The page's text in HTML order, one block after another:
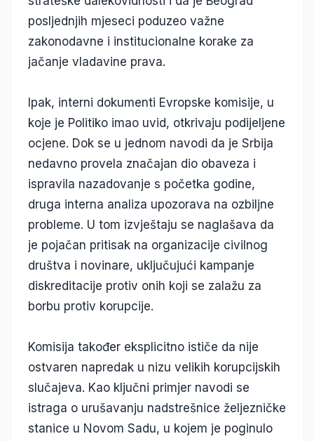
posljednjih mjeseci poduzeo važne
zakonodavne i institucionalne korake za
jačanje vladavine prava.
Ipak, interni dokumenti Evropske komisije, u
koje je Politiko imao uvid, otkrivaju podijeljene
ocjene. Dok se u jednom navodi da je Srbija
nedavno provela značajan dio obaveza i
ispravila nazadovanje s početka godine,
druga interna analiza upozorava na ozbiljne
probleme. U tom izvještaju se naglašava da
je pojačan pritisak na organizacije civilnog
društva i novinare, uključujući kampanje
diskreditacije protiv onih koji se zalažu za
borbu protiv korupcije.
Komisija također eksplicitno ističe da nije
ostvaren napredak u nizu velikih korupcijskih
slučajeva. Kao ključni primjer navodi se
istraga o urušavanju nadstrešnice željezničke
stanice u Novom Sadu, u kojem je poginulo